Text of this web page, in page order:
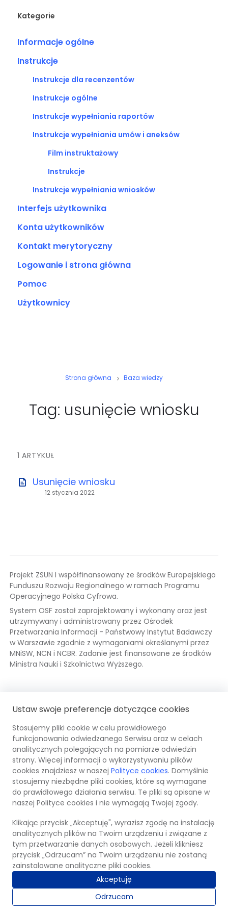
Kategorie
Informacje ogólne
Instrukcje
Instrukcje dla recenzentów
Instrukcje ogólne
Instrukcje wypełniania raportów
Instrukcje wypełniania umów i aneksów
Film instruktażowy
Instrukcje
Instrukcje wypełniania wniosków
Interfejs użytkownika
Konta użytkowników
Kontakt merytoryczny
Logowanie i strona główna
Pomoc
Użytkownicy
Strona główna Baza wiedzy
Tag: usunięcie wniosku
1 ARTYKUŁ
Usunięcie wniosku
12 stycznia 2022
Projekt ZSUN I współfinansowany ze środków Europejskiego
Funduszu Rozwoju Regionalnego w ramach Programu
Operacyjnego Polska Cyfrowa.
System OSF został zaprojektowany i wykonany oraz jest
utrzymywany i administrowany przez Ośrodek
Przetwarzania Informacji - Państwowy Instytut Badawczy
w Warszawie zgodnie z wymaganiami określanymi przez
MNiSW, NCN i NCBR. Zadanie jest finansowane ze środków
Ministra Nauki i Szkolnictwa Wyższego.
Fundusze
Europejskie
Odnośnik
otwiera
się
w
nowej
karcie
OPI
PIB
Odnośnik
otwiera
się
w
nowej
karcie
© 2026 Ośrodek Przetwarzania Informacji –
Państwowy Instytut Badawczy
Mapa strony
Polityka cookies
Klauzula informacyjna RODO
Deklaracja dostępności
Regulamin
Ustaw swoje preferencje dotyczące cookies
Stosujemy pliki cookie w celu prawidłowego
funkcjonowania odwiedzanego Serwisu oraz w celach
analitycznych polegających na pomiarze odwiedzin
strony. Więcej informacji o wykorzystywaniu plików
cookies znajdziesz w naszej Polityce cookies. Domyślnie
stosujemy niezbędne pliki cookies, które są wymagane
do prawidłowego działania serwisu. Te pliki są opisane w
naszej Polityce cookies i nie wymagają Twojej zgody.
Klikając przycisk „Akceptuję", wyrazisz zgodę na instalację
analitycznych plików na Twoim urządzeniu i związane z
tym przetwarzanie danych osobowych. Jeżeli klikniesz
przycisk „Odrzucam” na Twoim urządzeniu nie zostaną
zainstalowane analityczne pliki cookies.
Akceptuję
Odrzucam